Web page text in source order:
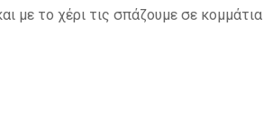
με το χέρι τις σπάζουμε σε κομμάτια